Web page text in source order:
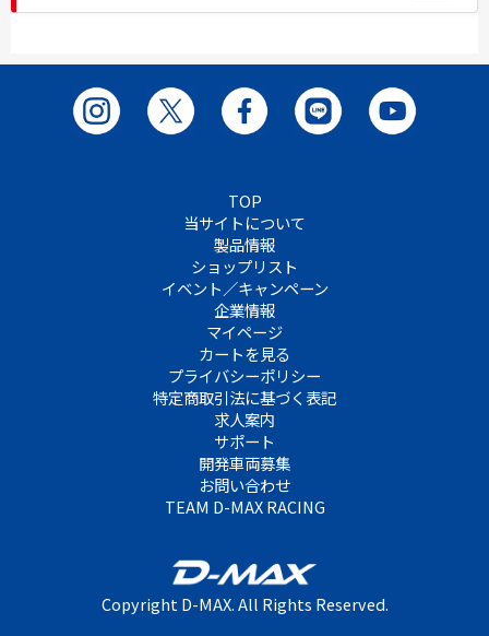
TOP
当サイトについて
製品情報
ショップリスト
イベント／キャンペーン
企業情報
マイページ
カートを見る
プライバシーポリシー
特定商取引法に基づく表記
求人案内
サポート
開発車両募集
お問い合わせ
TEAM D-MAX RACING
Copyright D-MAX. All Rights Reserved.